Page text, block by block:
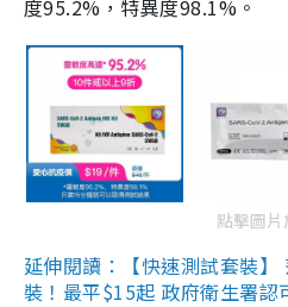
度95.2%，特異度98.1%。
點擊圖片
延伸閱讀：【快速測試套裝
裝！最平$15起 政府衛生署認